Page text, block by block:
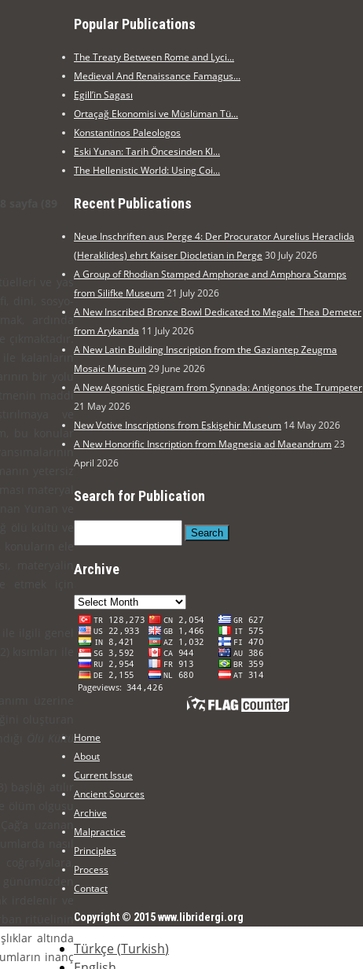
Ölü Kültü
altında
inanç
Popular Publications
The Treaty Between Rome and Lyci...
Medieval And Renaissance Famagus...
Egill’in Sagası
Ortaçağ Ekonomisi ve Müslüman Tü...
Konstantinos Paleologos
Eski Yunan: Tarih Öncesinden Kl...
The Hellenistic World: Using Coi...
Recent Publications
Neue Inschriften aus Perge 4: Der Procurator Aurelius Heraclida
(Heraklides) ehrt Kaiser Diocletian in Perge 30 July 2026
A Group of Rhodian Stamped Amphorae and Amphora Stamps
from Silifke Museum21 July 2026
A New Inscribed Bronze Bowl Dedicated to Megale Thea Demeter
from Arykanda 11 July 2026
A New Latin Building Inscription from the Gaziantep Zeugma
Mosaic Museum29 June 2026
A New Agonistic Epigram from Synnada: Antigonos the Trumpeter
21 May 2026
New Votive Inscriptions from Eskişehir Museum 14 May 2026
A New Honorific Inscription from Magnesia ad Maeandrum23
April 2026
Search for Publication
Search
Archive
Archive
Home
About
Current Issue
Ancient Sources
Archive
Malpractice
Principles
Process
Contact
Copyright © 2015 www.libridergi.org
Türkçe(Turkish)